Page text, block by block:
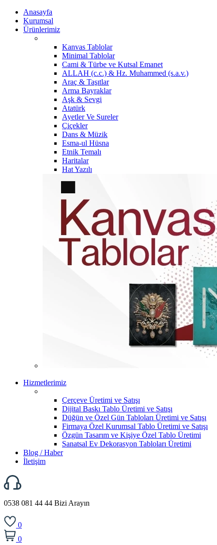
Anasayfa
Kurumsal
Ürünlerimiz
Kanvas Tablolar
Minimal Tablolar
Cami & Türbe ve Kutsal Emanet
ALLAH (c.c.) & Hz. Muhammed (s.a.v.)
Araç & Taşıtlar
Arma Bayraklar
Aşk & Sevgi
Atatürk
Ayetler Ve Sureler
Çiçekler
Dans & Müzik
Esma-ul Hüsna
Etnik Temalı
Haritalar
Hat Yazılı
Hizmetlerimiz
Çerçeve Üretimi ve Satışı
Dijital Baskı Tablo Üretimi ve Satışı
Düğün ve Özel Gün Tabloları Üretimi ve Satışı
Firmaya Özel Kurumsal Tablo Üretimi ve Satışı
Özgün Tasarım ve Kişiye Özel Tablo Üretimi
Sanatsal Ev Dekorasyon Tabloları Üretimi
Blog / Haber
İletişim
0538 081 44 44 Bizi Arayın
0
0